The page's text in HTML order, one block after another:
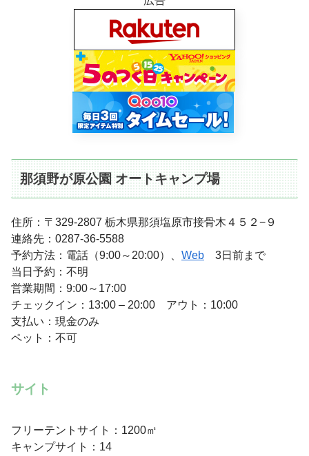
那須野が原公園 オートキャンプ場
住所：〒329-2807 栃木県那須塩原市接骨木４５２−９
連絡先：0287-36-5588
予約方法：電話（9:00～20:00）、 Web 3日前まで
当日予約：不明
営業期間：9:00～17:00
チェックイン：13:00 – 20:00 アウト：10:00
支払い：現金のみ
ペット：不可
サイト
フリーテントサイト：1200㎡
キャンプサイト：14